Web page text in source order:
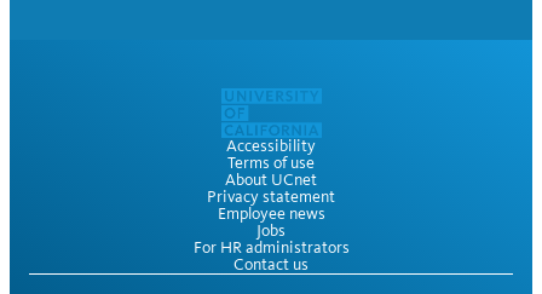
Accessibility
Terms of use
About UCnet
Privacy statement
Employee news
Jobs
For HR administrators
Contact us